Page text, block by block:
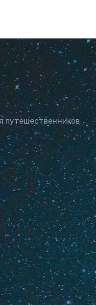
путешественников
на
Рената
вы мечтаете
безупречным
Содержание:
Погода на
Погода на
Цены на туры
Дорого ли
Где лучше
Чем заняться